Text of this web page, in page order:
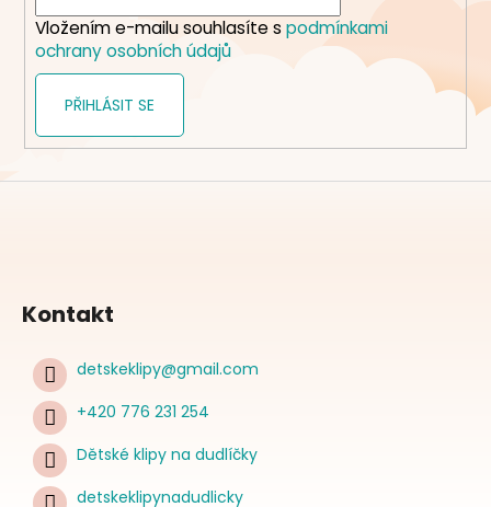
Vložením e-mailu souhlasíte s podmínkami
ochrany osobních údajů
PŘIHLÁSIT SE
Kontakt
detskeklipy@gmail.com
+420 776 231 254
Dětské klipy na dudlíčky
detskeklipynadudlicky